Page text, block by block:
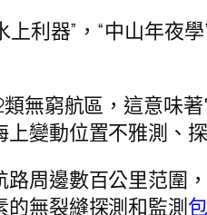
上利器”，“中山年夜
無窮航區，這意味
變動位置不雅測、
周邊數百公里范圍
無裂縫探測和監測